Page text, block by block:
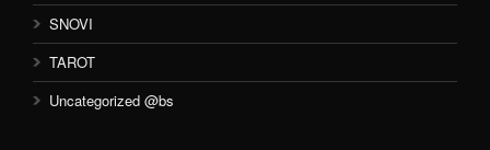
SNOVI
TAROT
Uncategorized @bs